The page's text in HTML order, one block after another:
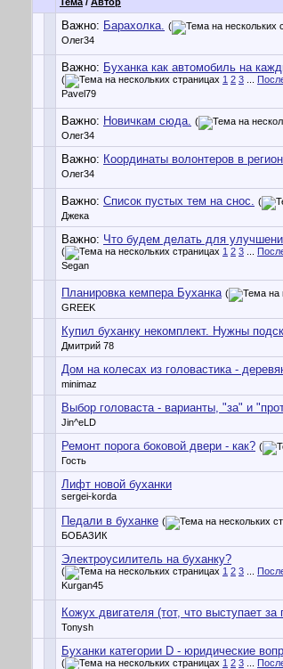
Важно: Барахолка. (
Олег34
Важно: Буханка как автомобиль на
( 1 2 3
Pavel79
Важно: Новичкам сюда. (
Олег34
Важно: Координаты волонтеров в
Олег34
Важно: Список пустых тем на снос. (
Джека
Важно: Что будем делать для
( 1 2 3
Segan
Планировка кемпера Буханка (
GREEK
Купил буханку некомплект. Нужны
Дмитрий 78
Дом на колесах из головастика -
minimaz
Выбор головаста - варианты, "за" и
Jin^eLD
Ремонт порога боковой двери - как? (
Гость
Лифт новой буханки
sergei-korda
Педали в буханке (
БОБАЗИК
Электроусилитель на буханку?
( 1 2 3
Kurgan45
Кожух двигателя (тот, что выступает за
Tonysh
Буханки категории D - юридические
( 1 2 3